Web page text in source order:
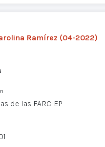
Ramírez (04-2022)
de las FARC-EP